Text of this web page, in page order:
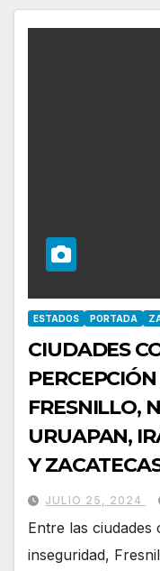
ESTADOS PORTADA
CIUDADES
FRESNILLO,
URUAPAN,
Y
JULIO 25, 2024
Entre las
inseguridad,